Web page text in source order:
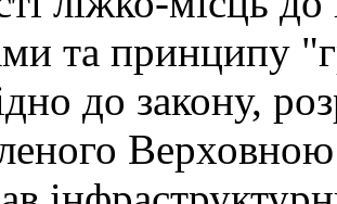
та принципу
до закону,